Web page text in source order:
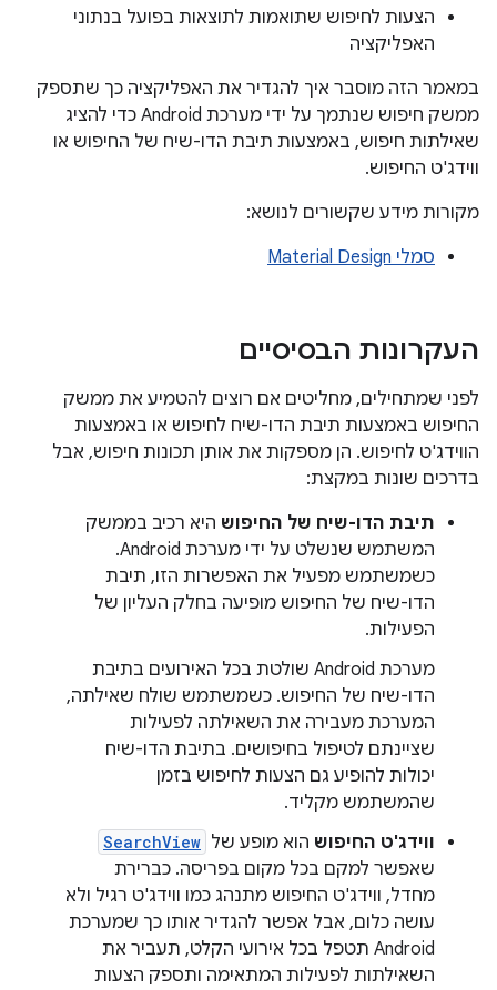
הצעות לחיפוש שתואמות לתוצאות בפועל בנתוני
האפליקציה
במאמר הזה מוסבר איך להגדיר את האפליקציה כך שתספק
ממשק חיפוש שנתמך על ידי מערכת Android כדי להציג
שאילתות חיפוש, באמצעות תיבת הדו-שיח של החיפוש או
ווידג'ט החיפוש.
מקורות מידע שקשורים לנושא:
סמלי Material Design
העקרונות הבסיסיים
לפני שמתחילים, מחליטים אם רוצים להטמיע את ממשק
החיפוש באמצעות תיבת הדו-שיח לחיפוש או באמצעות
הווידג'ט לחיפוש. הן מספקות את אותן תכונות חיפוש, אבל
בדרכים שונות במקצת:
תיבת הדו-שיח של החיפוש היא רכיב בממשק
המשתמש שנשלט על ידי מערכת Android.
כשמשתמש מפעיל את האפשרות הזו, תיבת
הדו-שיח של החיפוש מופיעה בחלק העליון של
הפעילות.
מערכת Android שולטת בכל האירועים בתיבת
הדו-שיח של החיפוש. כשמשתמש שולח שאילתה,
המערכת מעבירה את השאילתה לפעילות
שציינתם לטיפול בחיפושים. בתיבת הדו-שיח
יכולות להופיע גם הצעות לחיפוש בזמן
שהמשתמש מקליד.
ווידג'ט החיפוש הוא מופע של SearchView
שאפשר למקם בכל מקום בפריסה. כברירת
מחדל, ווידג'ט החיפוש מתנהג כמו ווידג'ט רגיל ולא
עושה כלום, אבל אפשר להגדיר אותו כך שמערכת
Android תטפל בכל אירועי הקלט, תעביר את
השאילתות לפעילות המתאימה ותספק הצעות